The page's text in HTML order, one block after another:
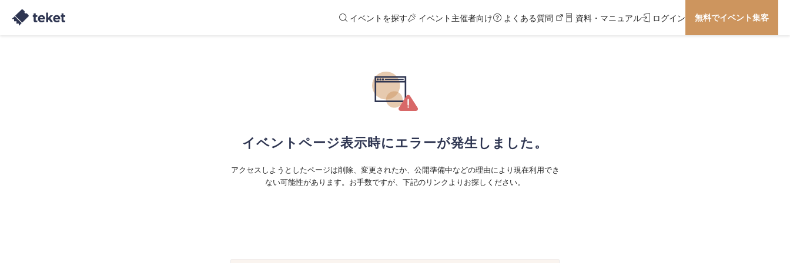
イベントを探す イベント主催者向け よくある質問 資料・マニュアル ログイン 無料でイベント集客
イベントページ表示時にエラーが発生しました。
アクセスしようとしたページは削除、変更されたか、公開準備中などの理由により現在利用でき
ない可能性があります。お手数ですが、下記のリンクよりお探しください。